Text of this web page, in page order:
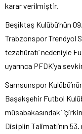
karar verilmiştir.
Beşiktaş Kulübü’nün
Trabzonspor Trendyol
tezahüratı’ nedeniyle
uyarınca PFDK’ya
Samsunspor
Başakşehir Futbol
müsabakasındaki
Disiplin Talimatı’nın